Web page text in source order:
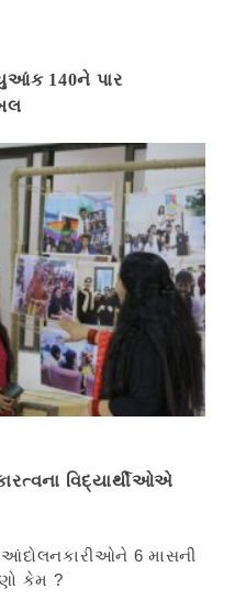
140ને પાર
વિદ્યાર્થીઓએ